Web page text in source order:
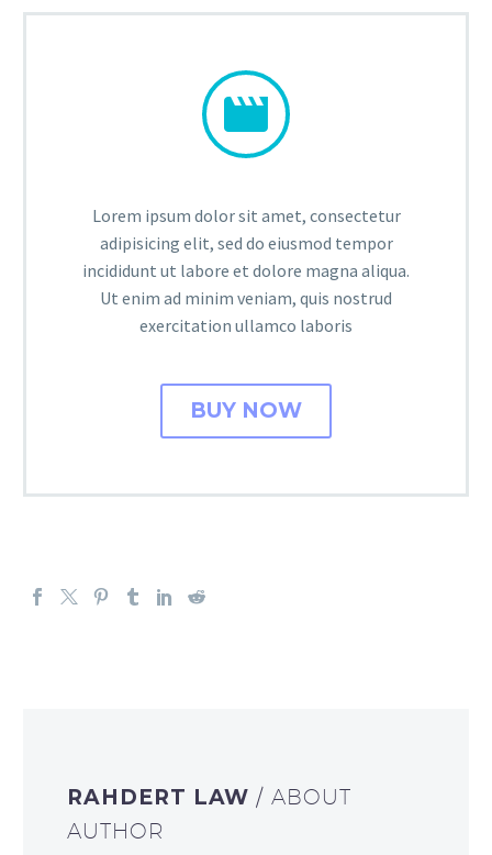


Lorem ipsum dolor sit amet, consectetur
adipisicing elit, sed do eiusmod tempor
incididunt ut labore et dolore magna aliqua.
Ut enim ad minim veniam, quis nostrud
exercitation ullamco laboris
BUY NOW
RAHDERT LAW/ ABOUT
AUTHOR